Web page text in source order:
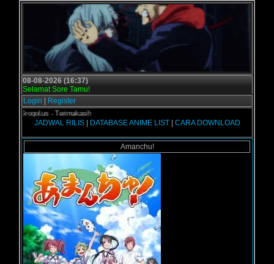
08-08-2026 (16:37)
Selamat Sore Tamu!
Login
Register
Grogol.us - Terimakasih
JADWAL RILIS| DATABASE ANIME LIST| CARA DOWNLOAD
Amanchu!